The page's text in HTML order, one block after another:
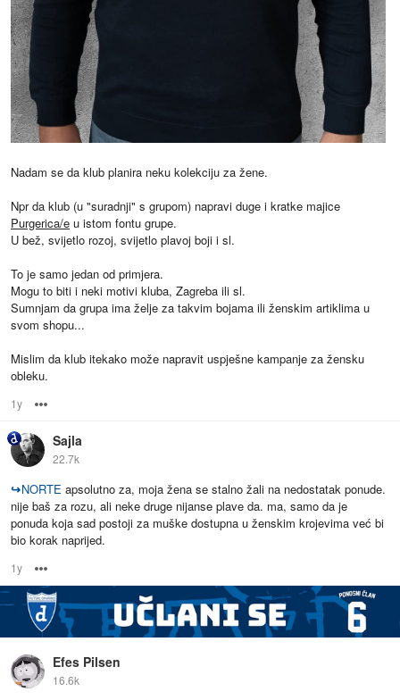
Nadam se da klub planira neku kolekciju za žene.
Npr da klub (u "suradnji" s grupom) napravi duge i kratke majice
Purgerica/e u istom fontu grupe.
U bež, svijetlo rozoj, svijetlo plavoj boji i sl.
To je samo jedan od primjera.
Mogu to biti i neki motivi kluba, Zagreba ili sl.
Sumnjam da grupa ima želje za takvim bojama ili ženskim artiklima u
svom shopu...
Mislim da klub itekako može napravit uspješne kampanje za žensku
obleku.
1y
Sajla
22.7k
↪NORTE apsolutno za, moja žena se stalno žali na nedostatak ponude.
nije baš za rozu, ali neke druge nijanse plave da. ma, samo da je
ponuda koja sad postoji za muške dostupna u ženskim krojevima već bi
bio korak naprijed.
1y
Efes Pilsen
16.6k